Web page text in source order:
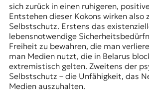
sich zurück in einen ruhigeren,
Entstehen dieser Kokons wirken also
Selbstschutz. Erstens das
lebensnotwendige
Freiheit zu bewahren, die man
man Medien nutzt, die in Belarus
extremistisch gelten. Zweitens der
Selbstschutz – die Unfähigkeit, das
Medien auszuhalten.